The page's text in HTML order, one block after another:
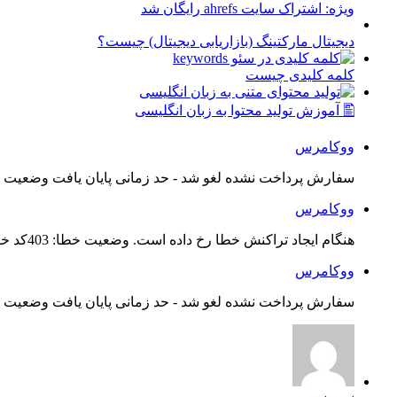
ویژه: اشتراک سایت ahrefs رایگان شد
دیجیتال مارکتینگ (بازاریابی دیجیتال) چیست؟
کلمه کلیدی چیست
🖺 آموزش تولید محتوا به زبان انگلیسی
ووکامرس
سفارش پرداخت نشده لغو شد - حد زمانی پایان یافت
ووکامرس
هنگام ایجاد تراکنش خطا رخ داده است. وضعیت خطا: 403کد خطا: 21...
ووکامرس
سفارش پرداخت نشده لغو شد - حد زمانی پایان یافت